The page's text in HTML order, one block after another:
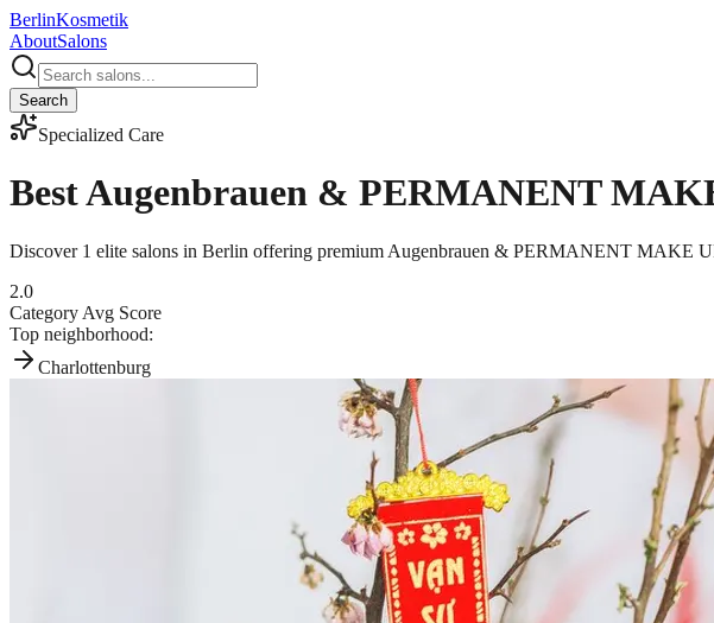
BerlinKosmetik
AboutSalons
Search
Specialized Care
BestAugenbrauen & PERMANENT
Discover 1 elite salons in Berlin offering premium Augenbrauen & PERMANENT MAKE
2.0
Category Avg Score
Top neighborhood:
Charlottenburg